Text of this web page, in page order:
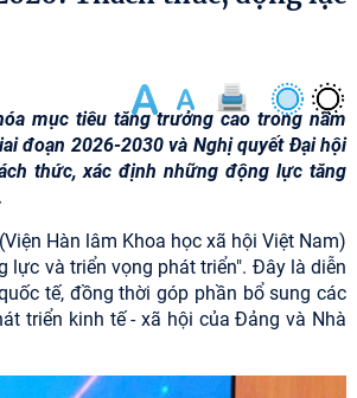
mục tiêu tăng trưởng cao trong năm
đoạn 2026-2030 và Nghị quyết Đại hội
thức, xác định những động lực tăng
Hàn lâm Khoa học xã hội Việt Nam)
lực và triển vọng phát triển". Đây là diễn
tế, đồng thời góp phần bổ sung các
triển kinh tế - xã hội của Đảng và Nhà